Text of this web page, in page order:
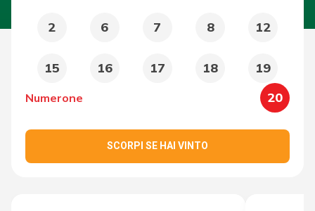
2 6 7 8 12
15 16 17 18 19
Numerone 20
SCORPI SE HAI VINTO